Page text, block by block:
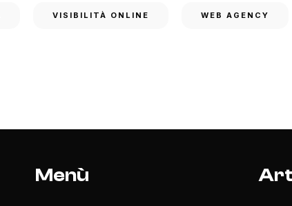
VISIBILITÀ ONLINE WEB AGENCY
Menù